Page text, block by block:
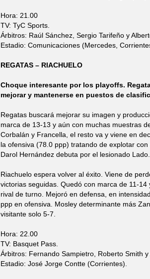
Hora: 21.00
TV: TyC Sports.
Árbitros: Raúl Sánchez, Sergio Tarifeño y
Estadio: Comunicaciones (Mercedes,
REGATAS – RIACHUELO
Choque interesante por los playoffs.
mejorar y mantenerse en puestos de
Regatas buscará mejorar su imagen y
marca de 13-13 y aún con muchas muestras
Corbalán y Francella, el resto va y viene en
la ofensiva (78.0 ppp) tratando de explotar
Darol Hernández debuta por el lesionado Lado.
Riachuelo espera volver al éxito. Viene de
victorias seguidas. Quedó con marca de 11-
rival de turno. Mejoró en defensa, en
ppp en ofensiva. Mosley determinante más
visitante solo 5-7.
Hora: 22.00
TV: Basquet Pass.
Árbitros: Fernando Sampietro, Roberto Smith y
Estadio: José Jorge Contte (Corrientes).